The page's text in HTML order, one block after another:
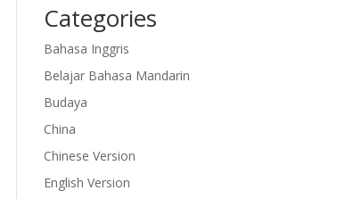
Categories
Bahasa Inggris
Belajar Bahasa Mandarin
Budaya
China
Chinese Version
English Version